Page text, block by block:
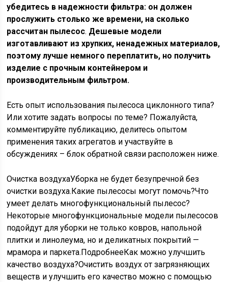
убедитесь в надежности фильтра: он должен
прослужить столько же времени, на сколько
рассчитан пылесос. Дешевые модели
изготавливают из хрупких, ненадежных материалов,
поэтому лучше немного переплатить, но получить
изделие с прочным контейнером и
производительным фильтром.
Есть опыт использования пылесоса циклонного типа?
Или хотите задать вопросы по теме? Пожалуйста,
комментируйте публикацию, делитесь опытом
применения таких агрегатов и участвуйте в
обсуждениях – блок обратной связи расположен ниже.
Очистка воздухаУборка не будет безупречной без
очистки воздуха.Какие пылесосы могут помочь?Что
умеет делать многофункциональный пылесос?
Некоторые многофункциональные модели пылесосов
подойдут для уборки не только ковров, напольной
плитки и линолеума, но и деликатных покрытий —
мрамора и паркета.ПодробнееКак можно улучшить
качество воздуха?Очистить воздух от загрязняющих
веществ и улучшить его качество можно с помощью